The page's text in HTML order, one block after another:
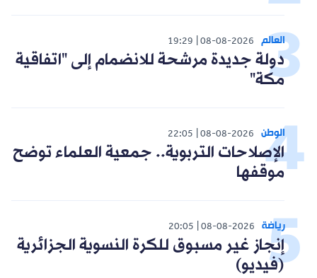
العالم 08-08-2026
19:29
دولة جديدة مرشحة للانضمام إلى "اتفاقية
مكة"
الوطن 08-08-2026
22:05
الإصلاحات التربوية.. جمعية العلماء توضح
موقفها
رياضة 08-08-2026
20:05
إنجاز غير مسبوق للكرة النسوية الجزائرية
(فيديو)